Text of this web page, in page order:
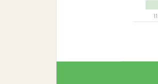
11